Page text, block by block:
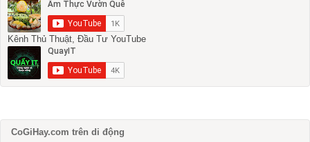
Kênh Thủ Thuật, Đầu Tư YouTube
CoGiHay.com trên di động